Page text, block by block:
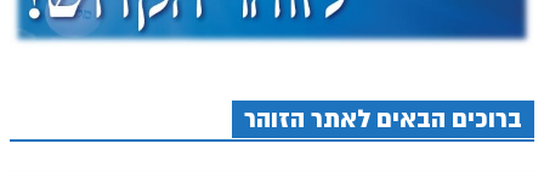
הזוהר הקדוש יתרו מתחילים
ברוכים הבאים לאתר הזוהר